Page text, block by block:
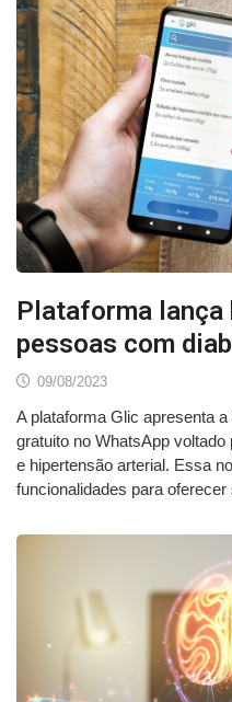
Plataforma lança
pessoas com
09/08/2023
A plataforma Glic apresenta
gratuito no WhatsApp
e hipertensão arterial. Essa
funcionalidades para